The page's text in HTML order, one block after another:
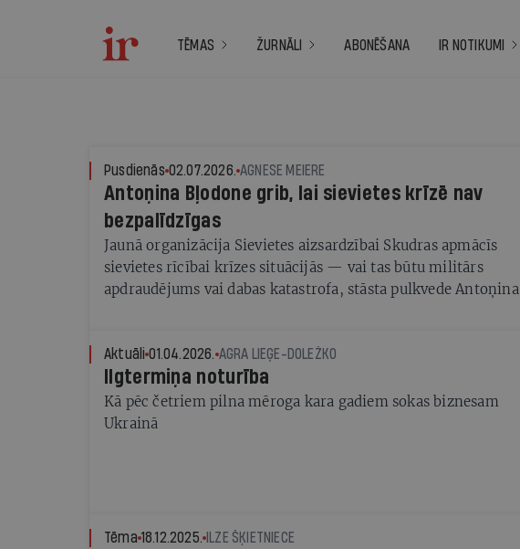
TĒMAS ŽURNĀLI ABONĒŠANA IR NOTIKUMI
Pusdienās 02.07.2026. AGNESE MEIERE
Antoņina Bļodone grib, lai sievietes krīzē nav
bezpalīdzīgas
Jaunā organizācija Sievietes aizsardzībai Skudras apmācīs
sievietes rīcībai krīzes situācijās — vai tas būtu militārs
apdraudējums vai dabas katastrofa, stāsta pulkvede Antoņina
Aktuāli 01.04.2026. AGRA LIEĢE-DOLEŽKO
Ilgtermiņa noturība
Kā pēc četriem pilna mēroga kara gadiem sokas biznesam
Ukrainā
Tēma 18.12.2025. ILZE ŠĶIETNIECE